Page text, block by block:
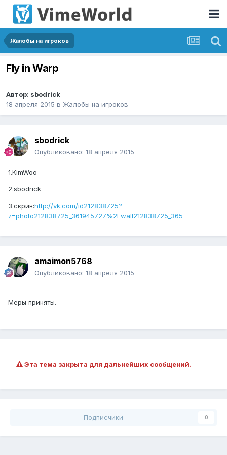
Жалобы на игроков
Fly in Warp
Автор: sbodrick
18 апреля 2015 в Жалобы на игроков
sbodrick
Опубликовано: 18 апреля 2015
1.KimWoo
2.sbodrick
3.скрин:http://vk.com/id212838725?
z=photo212838725_361945727%2Fwall212838725_365
amaimon5768
Опубликовано: 18 апреля 2015
Меры приняты.
Эта тема закрыта для дальнейших сообщений.
Подписчики 0